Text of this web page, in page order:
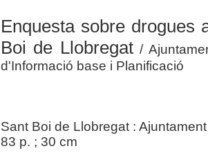
Enquesta sobre drogues
Boi de Llobregat /
d'Informació base i Planificació
Sant Boi de Llobregat :
83 p. ; 30 cm